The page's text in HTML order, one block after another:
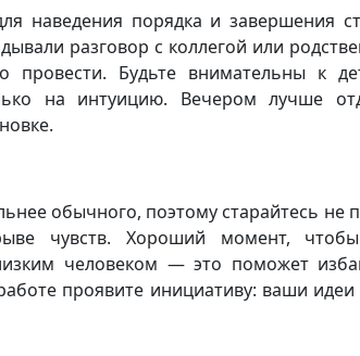
наведения порядка и завершения
разговор с коллегой или
провести. Будьте внимательны к
на интуицию. Вечером лучше
обычного, поэтому старайтесь не
чувств. Хороший момент,
человеком — это поможет
проявите инициативу: ваши идеи